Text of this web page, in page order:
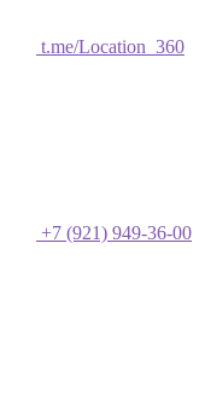
t.me/Location_360
+7 (921) 949-36-00